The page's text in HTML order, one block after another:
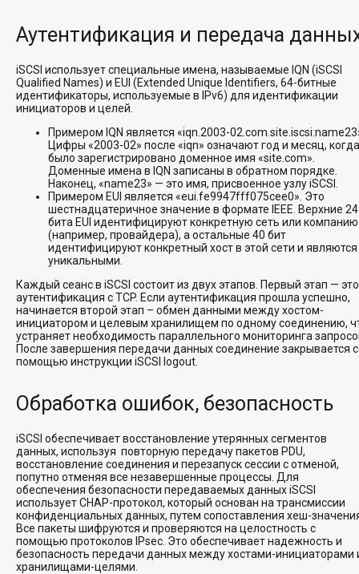
Аутентификация и передача
iSCSI использует специальные имена, называемые IQN (iSCSI
Qualified Names) и EUI (Extended Unique Identifiers, 64-битные
идентификаторы, используемые в IPv6) для идентификации
инициаторов и целей.
Примером IQN является «iqn.2003-
Цифры «2003-02» после «iqn» означают год и месяц, когда
было зарегистрировано доменное имя «site.com».
Доменные имена в IQN записаны в обратном порядке.
Наконец, «name23» — это имя, присвоенное узлу iSCSI.
Примером EUI является «eui.fe9947fff075cee0». Это
шестнадцатеричное значение в формате IEEE. Верхние 24
бита EUI идентифицируют конкретную сеть или компанию
(например, провайдера), а остальные 40 бит
идентифицируют конкретный хост в этой сети и являются
уникальными.
Каждый сеанс в iSCSI состоит из двух этапов. Первый этап — это
аутентификация с TCP. Если аутентификация прошла успешно,
начинается второй этап – обмен данными между хостом-
инициатором и целевым хранилищем по одному соединению,
устраняет необходимость параллельного мониторинга
После завершения передачи данных соединение закрывается с
помощью инструкции iSCSI logout.
Обработка ошибок, безопасность
iSCSI обеспечивает восстановление утерянных сегментов
данных, используя повторную передачу пакетов PDU,
восстановление соединения и перезапуск сессии с отменой,
попутно отменяя все незавершенные процессы. Для
обеспечения безопасности передаваемых данных iSCSI
использует CHAP-протокол, который основан на трансмиссии
конфиденциальных данных, путем сопоставления хеш-
Все пакеты шифруются и проверяются на целостность с
помощью протоколов IPsec. Это обеспечивает надежность и
безопасность передачи данных между хостами-инициаторами
хранилищами-целями.